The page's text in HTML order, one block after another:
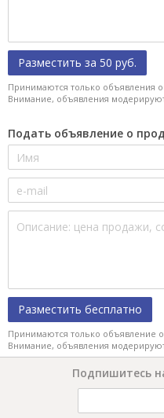
Разместить за 50 руб.
Принимаются только объявления
Внимание, объявления
Подать объявление о
Разместить бесплатно
Принимаются только объявление
Внимание, объявления
Подпишитесь